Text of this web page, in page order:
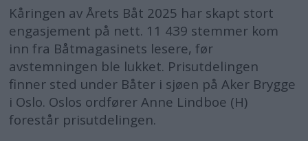
Kåringen av Årets Båt 2025 har skapt stort
engasjement på nett. 11 439 stemmer kom
inn fra Båtmagasinets lesere, før
avstemningen ble lukket. Prisutdelingen
finner sted under Båter i sjøen på Aker Brygge
i Oslo. Oslos ordfører Anne Lindboe (H)
forestår prisutdelingen.